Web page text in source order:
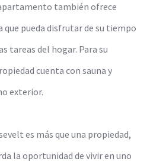
también ofrece
que pueda disfrutar de su tiempo
tareas del hogar. Para su
cuenta con sauna y
exterior.
es más que una propiedad,
la oportunidad de vivir en uno